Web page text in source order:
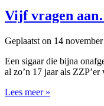
Vijf vragen
Geplaatst on 14
Een sigaar die bijna
al zo’n 17 jaar als
Lees meer »